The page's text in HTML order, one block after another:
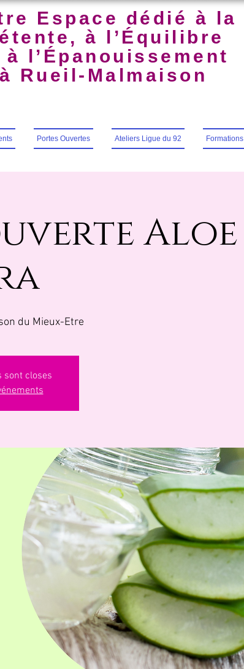
Espace dédié à la
à l’Équilibre
à l’Épanouissement
à Rueil-Malmaison
Portes Ouvertes Ateliers Ligue du 92 Formations
Aloe
du Mieux-Etre
sont closes